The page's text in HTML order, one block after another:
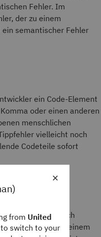
Fehler. Im
der zu einem
semantischer Fehler
ein Code-Element
oder einen anderen
menschlichen
vielleicht noch
Codeteile sofort
die technisch
enthält, die zu einem
×
from United
switch to your